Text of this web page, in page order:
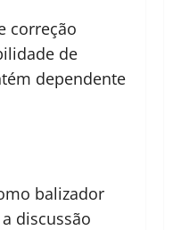
correção
de
dependente
balizador
discussão